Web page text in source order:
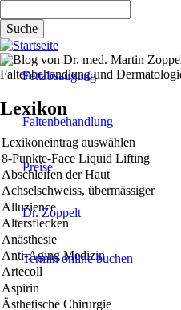
zum
Inhalt
Fettabsaugung
Faltenbehandlung
Preise
Dr. Zoppelt
Termin online buchen
Lexikon